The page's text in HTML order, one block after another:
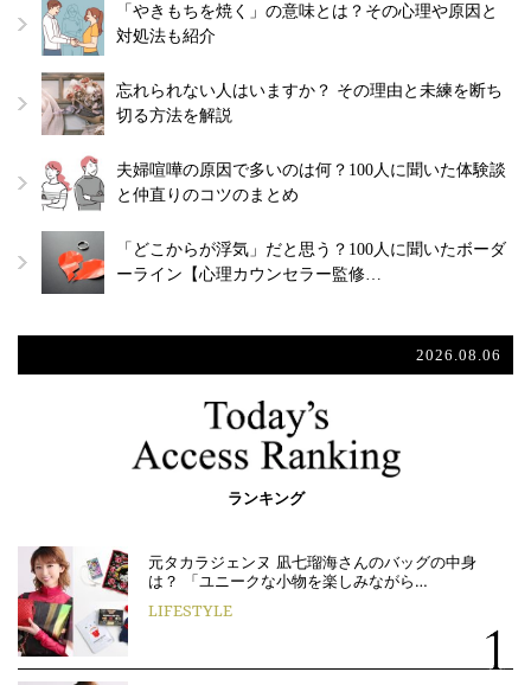
「やきもちを焼く」の意味とは？その心理や原因と
対処法も紹介
忘れられない人はいますか？ その理由と未練を断ち
切る方法を解説
夫婦喧嘩の原因で多いのは何？100人に聞いた体験談
と仲直りのコツのまとめ
「どこからが浮気」だと思う？100人に聞いたボーダ
ーライン【心理カウンセラー監修…
2026.08.06
ランキング
元タカラジェンヌ 凪七瑠海さんのバッグの中身
は？ 「ユニークな小物を楽しみながら…
LIFESTYLE